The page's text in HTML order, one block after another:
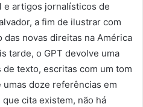
e artigos jornalísticos de
a fim de ilustrar com
das novas direitas na América
tarde, o GPT devolve uma
texto, escritas com um tom
doze referências em
cita existem, não há